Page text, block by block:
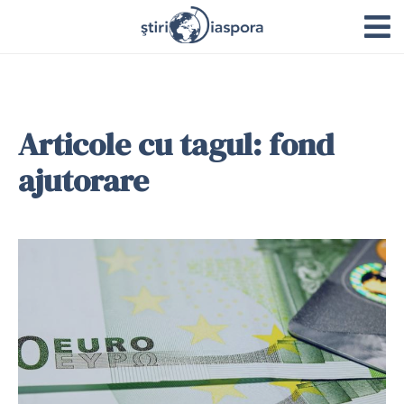
Articole cu tagul: fond
ajutorare